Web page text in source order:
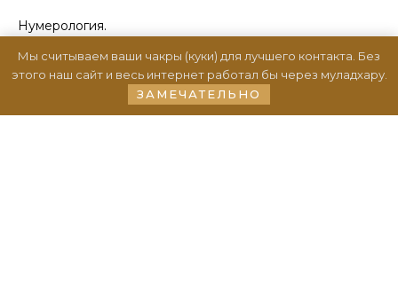
Нумерология.
знаменитости
Родовые
Мы считываем ваши чакры (куки) для лучшего контакта. Без
этого наш сайт и весь интернет работал бы через муладхару.
ЗАМЕЧАТЕЛЬНО